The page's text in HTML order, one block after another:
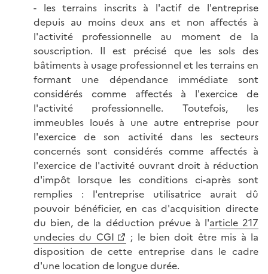
- les terrains inscrits à l'actif de l'entreprise
depuis au moins deux ans et non affectés à
l'activité professionnelle au moment de la
souscription. Il est précisé que les sols des
bâtiments à usage professionnel et les terrains en
formant une dépendance immédiate sont
considérés comme affectés à l'exercice de
l'activité professionnelle. Toutefois, les
immeubles loués à une autre entreprise pour
l'exercice de son activité dans les secteurs
concernés sont considérés comme affectés à
l'exercice de l'activité ouvrant droit à réduction
d'impôt lorsque les conditions ci-après sont
remplies : l'entreprise utilisatrice aurait dû
pouvoir bénéficier, en cas d'acquisition directe
du bien, de la déduction prévue à l'article 217
undecies du CGI
; le bien doit être mis à la
disposition de cette entreprise dans le cadre
d'une location de longue durée.